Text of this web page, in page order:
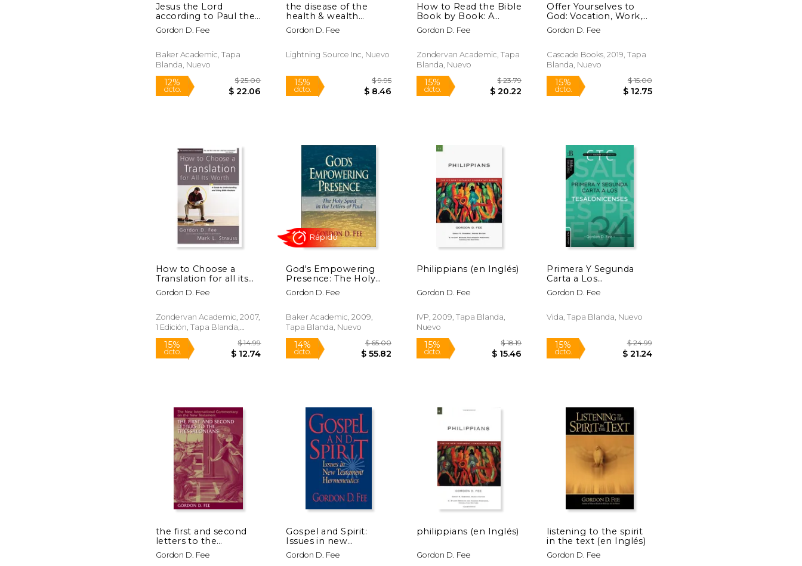
Jesus the Lord
according to Paul the
Apostle: A Concise
Introduction (en
Gordon D. Fee
Baker Academic, Tapa
Blanda, Nuevo
12%
dcto.
Rápido
the disease of the
health & wealth
gospels
Gordon D. Fee
Lightning Source Inc, Nuevo
15%
dcto.
How to Read the Bible
Book by Book: A
Guided Tour (en
Inglés)
Gordon D. Fee
Zondervan Academic, Tapa
Blanda, Nuevo
15%
dcto.
$ 23.79
$ 20.22
Offer Yourselves to
God: Vocation, Work,
and Ministry in Paul'S
Epistles (en Inglés)
Gordon D. Fee
Cascade Books, 2019, Tapa
Blanda, Nuevo
15%
dcto.
How to Choose a
Translation for all its
Worth: A Guide to
Understanding and
(Zondervancharts) (en
Inglés)
Gordon D. Fee
Zondervan Academic, 2007,
1 Edición, Tapa Blanda,
Nuevo
15%
dcto.
God's Empowering
Presence: The Holy
Spirit in the Letters of
Paul (en Inglés)
Gordon D. Fee
Baker Academic, 2009,
Tapa Blanda, Nuevo
14%
dcto.
Philippians (en Inglés)
Gordon D. Fee
IVP, 2009, Tapa Blanda,
Nuevo
15%
dcto.
$ 18.19
$ 15.46
Primera Y Segunda
Carta a Los
Tesalonicenses
Gordon D. Fee
Vida, Tapa Blanda, Nuevo
15%
dcto.
the first and second
letters to the
thessalonians (en
Inglés)
Gordon D. Fee
Gospel and Spirit:
Issues in new
Testament
Hermeneutics (en
Gordon D. Fee
philippians (en Inglés)
Gordon D. Fee
listening to the spirit
in the text (en Inglés)
Gordon D. Fee